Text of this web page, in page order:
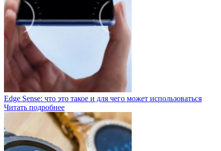
Edge Sense: что это такое и для чего может использоваться
Читать подробнее